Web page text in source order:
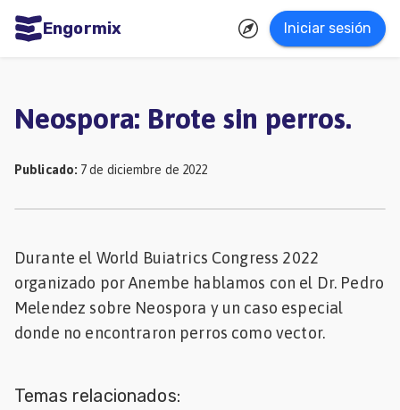
Engormix Iniciar sesión
Agricultura
Balanceados
Avicultura
Ganadería
Lechería
Porcicultura
Neospora: Brote sin perros.
Publicado: 7 de diciembre de 2022
Durante el World Buiatrics Congress 2022
organizado por Anembe hablamos con el Dr. Pedro
Melendez sobre Neospora y un caso especial
donde no encontraron perros como vector.
Temas relacionados: